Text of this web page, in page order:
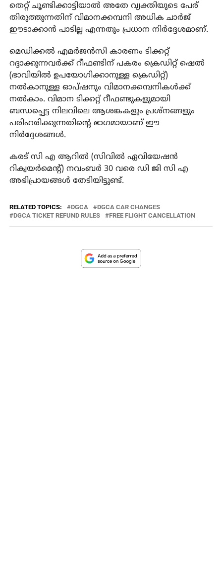
തെറ്റ് ചൂണ്ടിക്കാട്ടിയാൽ അതേ വ്യക്തിയുടെ പേര്
തിരുത്തുന്നതിന് വിമാനക്കമ്പനി അധിക ചാർജ്
ഈടാക്കാൻ പാടില്ല എന്നതും പ്രധാന നിർദ്ദേശമാണ്.
മെഡിക്കൽ എമർജൻസി കാരണം ടിക്കറ്റ്
റദ്ദാക്കുന്നവർക്ക് റീഫണ്ടിന് പകരം ക്രെഡിറ്റ് ഷെൽ
(ഭാവിയിൽ ഉപയോഗിക്കാനുള്ള ക്രെഡിറ്റ്)
നൽകാനുള്ള ഓപ്ഷനും വിമാനക്കമ്പനികൾക്ക്
നൽകാം. വിമാന ടിക്കറ്റ് റീഫണ്ടുകളുമായി
ബന്ധപ്പെട്ട നിലവിലെ ആശങ്കകളും പ്രശ്നങ്ങളും
പരിഹരിക്കുന്നതിന്റെ ഭാഗമായാണ് ഈ
നിർദ്ദേശങ്ങൾ.
കരട് സി എ ആറിൽ (സിവിൽ ഏവിയേഷൻ
റിക്വയർമെന്റ്) നവംബർ 30 വരെ ഡി ജി സി എ
അഭിപ്രായങ്ങൾ തേടിയിട്ടുണ്ട്.
RELATED TOPICS: DGCA
DGCA CAR CHANGES
DGCA TICKET REFUND RULES
FREE FLIGHT CANCELLATION